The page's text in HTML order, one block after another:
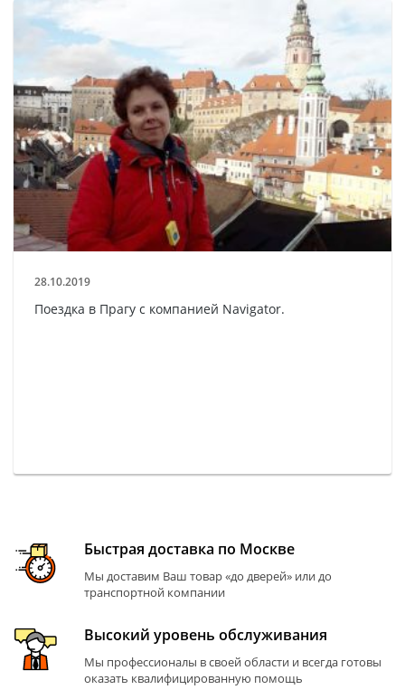
28.10.2019
Поездка в Прагу с компанией Navigator.
Быстрая доставка по Москве
Мы доставим Ваш товар «до дверей» или до
транспортной компании
Высокий уровень обслуживания
Мы профессионалы в своей области и всегда готовы
оказать квалифицированную помощь